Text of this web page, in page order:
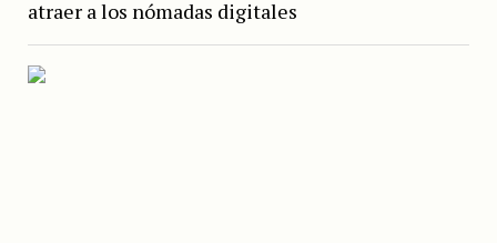
atraer a los nómadas digitales